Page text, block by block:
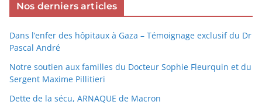
Nos derniers articles
Dans l’enfer des hôpitaux à Gaza – Témoignage exclusif du Dr
Pascal André
Notre soutien aux familles du Docteur Sophie Fleurquin et du
Sergent Maxime Pillitieri
Dette de la sécu, ARNAQUE de Macron